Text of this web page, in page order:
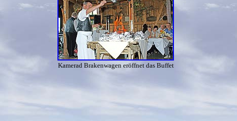
Kamerad Brakenwagen eröffnet das Buffet